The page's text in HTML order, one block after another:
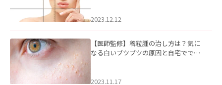
2023.12.12
【医師監修】稗粒腫の治し方は？気に
なる白いブツブツの原因と自宅ででき
2023.11.17